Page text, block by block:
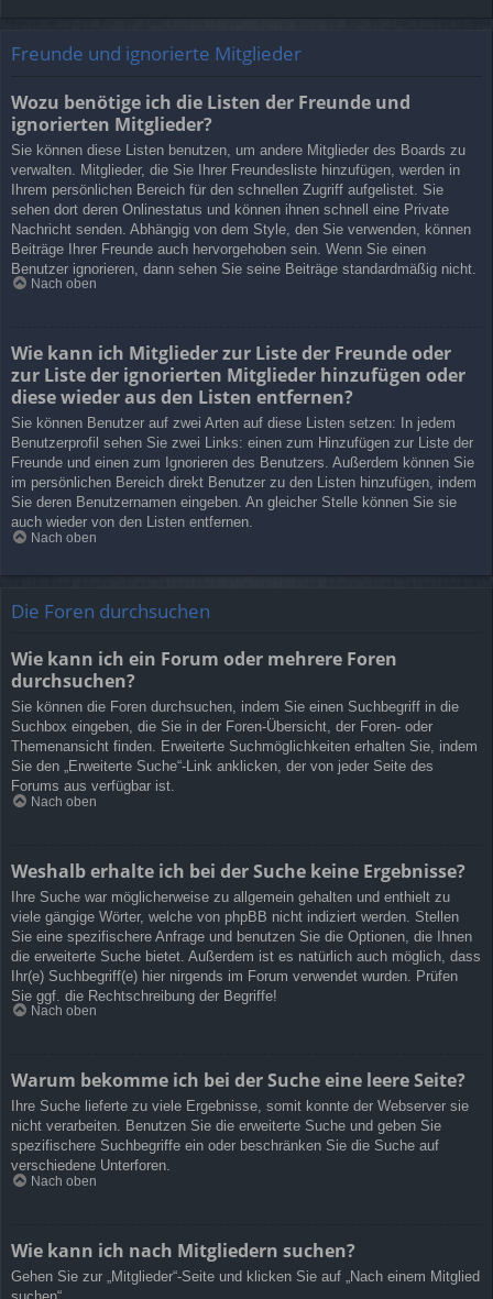
Freunde und ignorierte Mitglieder
Wozu benötige ich die Listen der Freunde und
ignorierten Mitglieder?
Sie können diese Listen benutzen, um andere Mitglieder des Boards zu
verwalten. Mitglieder, die Sie Ihrer Freundesliste hinzufügen, werden in
Ihrem persönlichen Bereich für den schnellen Zugriff aufgelistet. Sie
sehen dort deren Onlinestatus und können ihnen schnell eine Private
Nachricht senden. Abhängig von dem Style, den Sie verwenden, können
Beiträge Ihrer Freunde auch hervorgehoben sein. Wenn Sie einen
Benutzer ignorieren, dann sehen Sie seine Beiträge standardmäßig nicht.
Nach oben
Wie kann ich Mitglieder zur Liste der Freunde oder
zur Liste der ignorierten Mitglieder hinzufügen oder
diese wieder aus den Listen entfernen?
Sie können Benutzer auf zwei Arten auf diese Listen setzen: In jedem
Benutzerprofil sehen Sie zwei Links: einen zum Hinzufügen zur Liste der
Freunde und einen zum Ignorieren des Benutzers. Außerdem können Sie
im persönlichen Bereich direkt Benutzer zu den Listen hinzufügen, indem
Sie deren Benutzernamen eingeben. An gleicher Stelle können Sie sie
auch wieder von den Listen entfernen.
Nach oben
Die Foren durchsuchen
Wie kann ich ein Forum oder mehrere Foren
durchsuchen?
Sie können die Foren durchsuchen, indem Sie einen Suchbegriff in die
Suchbox eingeben, die Sie in der Foren-Übersicht, der Foren- oder
Themenansicht finden. Erweiterte Suchmöglichkeiten erhalten Sie, indem
Sie den „Erweiterte Suche“-Link anklicken, der von jeder Seite des
Forums aus verfügbar ist.
Nach oben
Weshalb erhalte ich bei der Suche keine Ergebnisse?
Ihre Suche war möglicherweise zu allgemein gehalten und enthielt zu
viele gängige Wörter, welche von phpBB nicht indiziert werden. Stellen
Sie eine spezifischere Anfrage und benutzen Sie die Optionen, die Ihnen
die erweiterte Suche bietet. Außerdem ist es natürlich auch möglich, dass
Ihr(e) Suchbegriff(e) hier nirgends im Forum verwendet wurden. Prüfen
Sie ggf. die Rechtschreibung der Begriffe!
Nach oben
Warum bekomme ich bei der Suche eine leere Seite?
Ihre Suche lieferte zu viele Ergebnisse, somit konnte der Webserver sie
nicht verarbeiten. Benutzen Sie die erweiterte Suche und geben Sie
spezifischere Suchbegriffe ein oder beschränken Sie die Suche auf
verschiedene Unterforen.
Nach oben
Wie kann ich nach Mitgliedern suchen?
Gehen Sie zur „Mitglieder“-Seite und klicken Sie auf „Nach einem Mitglied